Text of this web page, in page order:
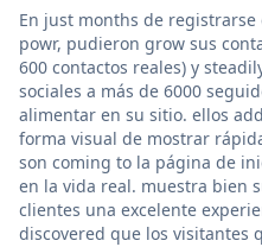
En just months de
powr, pudieron grow sus
600 contactos reales) y
sociales a más de 6000
alimentar en su sitio. ellos
forma visual de mostrar
son coming to la página de
en la vida real. muestra bien
clientes una excelente
discovered que los visitantes